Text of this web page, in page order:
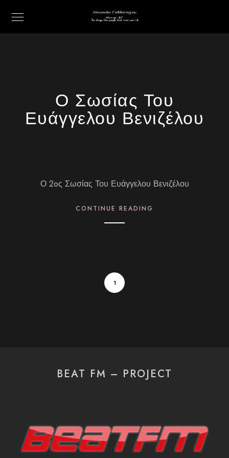
Ο Σωσίας Του
Ευάγγελου Βενιζέλου
Ο 2oς Σωσίας Του Ευάγγελου Βενιζέλου
CONTINUE READING
1
BEAT FM – PROJECT